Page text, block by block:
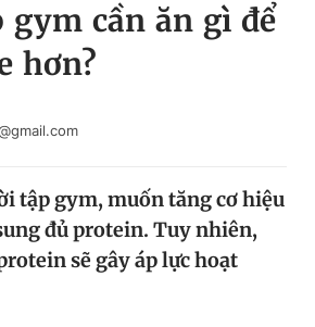
Tin 360
gym cần ăn gì để
hơn?
tập gym, muốn tăng cơ hiệu
đủ protein. Tuy nhiên,
sẽ gây áp lực hoạt